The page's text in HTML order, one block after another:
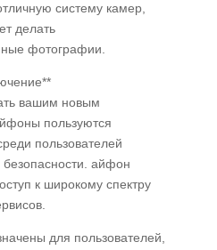
систему камер,
делать
фотографии.
вашим новым
пользуются
пользователей
безопасности. айфон
к широкому спектру
для пользователей,